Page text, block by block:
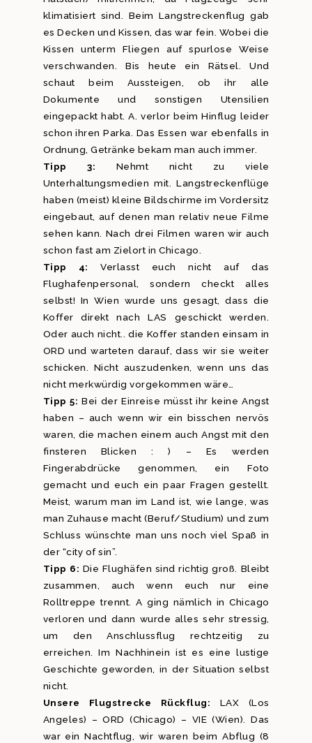
klimatisiert sind. Beim Langstreckenflug gab
es Decken und Kissen, das war fein. Wobei die
Kissen unterm Fliegen auf spurlose Weise
verschwanden. Bis heute ein Rätsel. Und
schaut beim Aussteigen, ob ihr alle
Dokumente und sonstigen Utensilien
eingepackt habt. A. verlor beim Hinflug leider
schon ihren Parka. Das Essen war ebenfalls in
Ordnung, Getränke bekam man auch immer.
Tipp 3: Nehmt nicht zu viele
Unterhaltungsmedien mit. Langstreckenflüge
haben (meist) kleine Bildschirme im Vordersitz
eingebaut, auf denen man relativ neue Filme
sehen kann. Nach drei Filmen waren wir auch
schon fast am Zielort in Chicago.
Tipp 4:
Verlasst euch nicht auf das
Flughafenpersonal, sondern checkt alles
selbst! In Wien wurde uns gesagt, dass die
Koffer direkt nach LAS geschickt werden.
Oder auch nicht.. die Koffer standen einsam in
ORD und warteten darauf, dass wir sie weiter
schicken. Nicht auszudenken, wenn uns das
nicht merkwürdig vorgekommen wäre…
Tipp 5: Bei der Einreise müsst ihr keine Angst
haben – auch wenn wir ein bisschen nervös
waren, die machen einem auch Angst mit den
finsteren Blicken : ) – Es werden
Fingerabdrücke genommen, ein Foto
gemacht und euch ein paar Fragen gestellt.
Meist, warum man im Land ist, wie lange, was
man Zuhause macht (Beruf/Studium) und zum
Schluss wünschte man uns noch viel Spaß in
der “city of sin”.
Tipp 6: Die Flughäfen sind richtig groß. Bleibt
zusammen, auch wenn euch nur eine
Rolltreppe trennt. A ging nämlich in Chicago
verloren und dann wurde alles sehr stressig,
um den Anschlussflug rechtzeitig zu
erreichen. Im Nachhinein ist es eine lustige
Geschichte geworden, in der Situation selbst
nicht.
Unsere Flugstrecke Rückflug: LAX (Los
Angeles) – ORD (Chicago) – VIE (Wien). Das
war ein Nachtflug, wir waren beim Abflug (8